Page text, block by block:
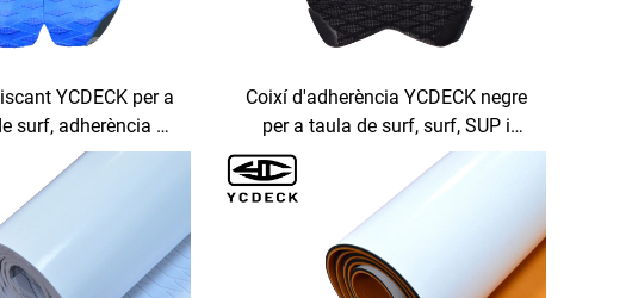
YCDECK per a
surf, adherència de
a snowboard, SUP
Coixí d'adherència YCDECK negre
per a taula de surf, surf, SUP i